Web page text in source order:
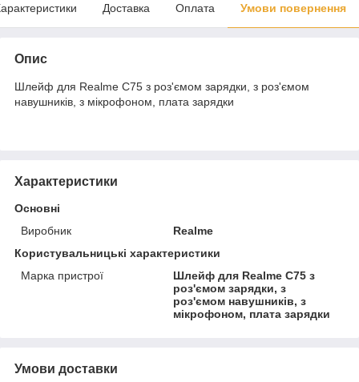
Доставка Оплата Умови повернення
Опис
Шлейф для Realme C75 з роз'ємом зарядки, з роз'ємом
навушників, з мікрофоном, плата зарядки
Характеристики
Основні
Виробник
Realme
Користувальницькі характеристики
Марка пристрої
Шлейф для Realme C75 з
роз'ємом зарядки, з
роз'ємом навушників, з
мікрофоном, плата зарядки
Умови доставки